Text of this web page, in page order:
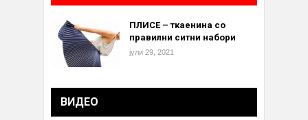
ПЛИСЕ – ткаенина со
правилни ситни набори
јули 29, 2021
ВИДЕО